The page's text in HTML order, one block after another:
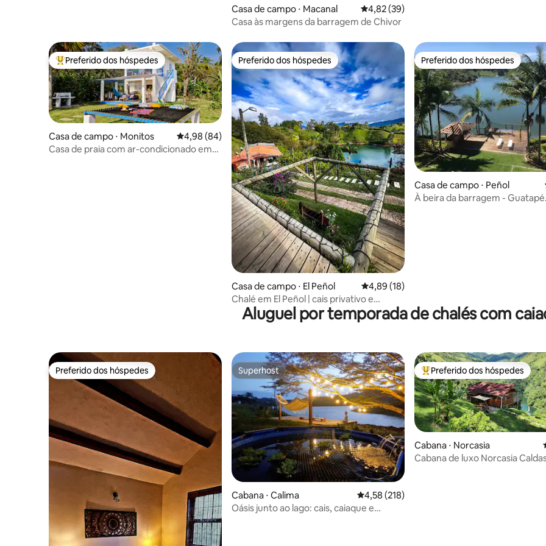
Casa de campo ⋅ Macanal 4,82 de uma avaliação média de 5, 39
4,82 (39)
Casa às margens da barragem de Chivor
Entre os melhores preferidos dos hóspedes
Preferido dos hóspedes
Casa de campo ⋅ Monitos 4,98 de uma avaliação média de 5, 84 avaliações
4,98 (84)
Casa de praia com ar-condicionado em
Preferido dos hóspedes
Preferido dos hóspedes
Casa de campo ⋅ El Peñol 4,89 de uma avaliação média de 5, 18
4,89 (18)
Chalé em El Peñol | cais privativo e
reservatório
Preferido dos hóspedes
Preferido dos hóspedes
Casa de campo ⋅ Peñol
À beira da barragem -
Aluguel por temporada de chalés com
Preferido dos hóspedes
Preferido dos hóspedes Superhost
Superhost
Cabana ⋅ Calima 4,58 de uma avaliação média de 5, 218
4,58 (218)
Oásis junto ao lago: cais, caiaque e
Entre os melhores preferidos
Preferido dos hóspedes
Cabana ⋅ Norcasia
Cabana de luxo Norcasia